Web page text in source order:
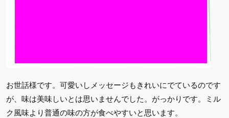
お世話様です。可愛いしメッセージもきれいにでているのです
が、味は美味しいとは思いませんでした。がっかりです。ミル
ク風味より普通の味の方が食べやすいと思います。